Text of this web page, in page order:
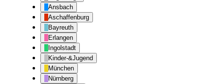
Ansbach
Aschaffenburg
Bayreuth
Erlangen
Ingolstadt
Kinder-&Jugend
München
Nürnberg